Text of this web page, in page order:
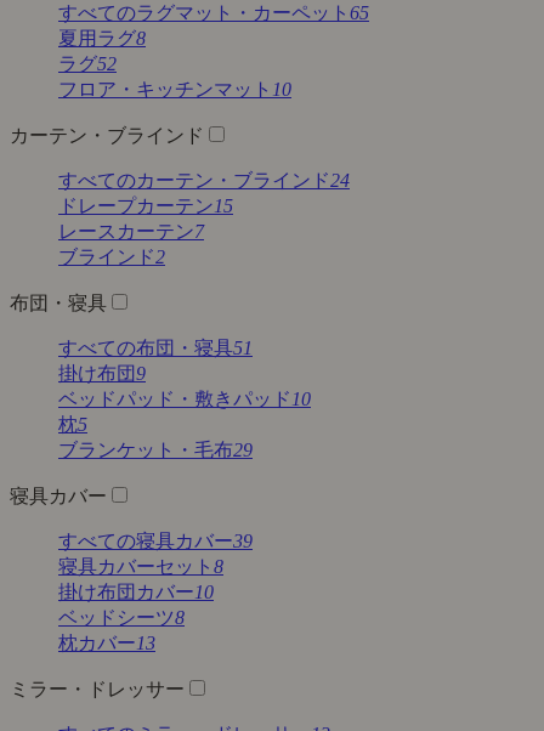
すべてのラグマット・カーペット 65
夏用ラグ8
ラグ52
フロア・キッチンマット 10
カーテン・ブラインド
すべてのカーテン・ブラインド24
ドレープカーテン15
レースカーテン7
ブラインド2
布団・寝具
すべての布団・寝具51
掛け布団9
ベッドパッド・敷きパッド 10
枕5
ブランケット・毛布29
寝具カバー
すべての寝具カバー39
寝具カバーセット 8
掛け布団カバー10
ベッドシーツ8
枕カバー13
ミラー・ドレッサー